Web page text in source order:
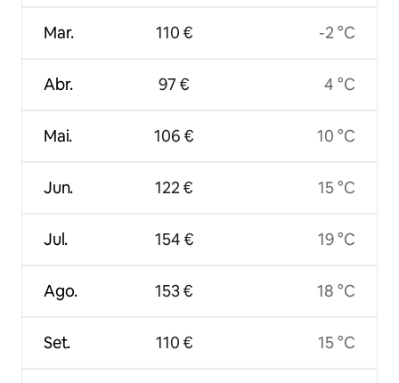
Mar.
Abr.
Mai.
Jun.
Jul.
Ago.
Set.
110 €
97 €
106 €
122 €
154 €
153 €
110 €
-2 °C
4 °C
10 °C
15 °C
19 °C
18 °C
15 °C